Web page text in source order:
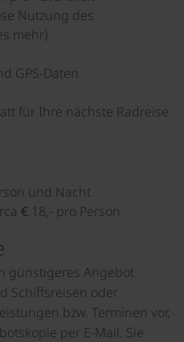
Nutzung des
mehr)
GPS-Daten
für Ihre nächste Radreise
und Nacht
€ 18,- pro Person
günstigeres Angebot
Schiffsreisen oder
bzw. Terminen vor,
per E-Mail. Sie